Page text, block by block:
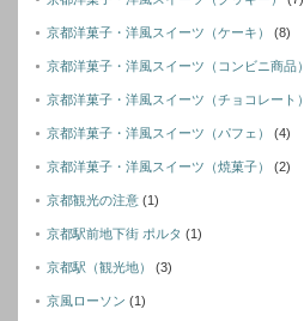
京都洋菓子・洋風スイーツ（ケーキ） (8)
京都洋菓子・洋風スイーツ（コンビニ商品）
京都洋菓子・洋風スイーツ（チョコレート）
京都洋菓子・洋風スイーツ（パフェ） (4)
京都洋菓子・洋風スイーツ（焼菓子） (2)
京都観光の注意 (1)
京都駅前地下街 ポルタ (1)
京都駅（観光地） (3)
京風ローソン (1)